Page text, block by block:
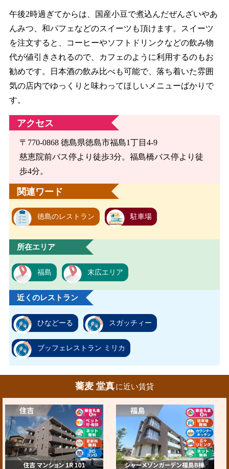
午後2時過ぎてからは、国産小豆で煮込んだぜんざいやあ
んみつ、和パフェなどのスイーツも頂けます。スイーツ
を注文すると、コーヒーやソフトドリンクなどの飲み物
代が値引きされるので、カフェのように利用するのもお
勧めです。日本酒の飲み比べも可能で、落ち着いた雰囲
気の店内でゆっくりと味わってほしいメニューばかりで
す。
アクセス
〒770-0868 徳島県徳島市福島1丁目4-9
慈恵院前バス停より徒歩3分。福島橋バス停より徒
歩4分。
関連ワード
徳島のレストラン 駐車場
所在エリア
福島 末広エリア
近くのレストラン
ひなどーる スガッチィー
ブッフェレストラン ミリカ
蕎麦 堂真に近い賃貸